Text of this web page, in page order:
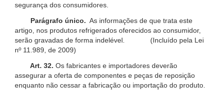
segurança dos consumidores.
Parágrafo único. As informações de que trata este
artigo, nos produtos refrigerados oferecidos ao consumidor,
serão gravadas de forma indelével. (Incluído pela Lei
nº 11.989, de 2009)
Art. 32. Os fabricantes e importadores deverão
assegurar a oferta de componentes e peças de reposição
enquanto não cessar a fabricação ou importação do produto.